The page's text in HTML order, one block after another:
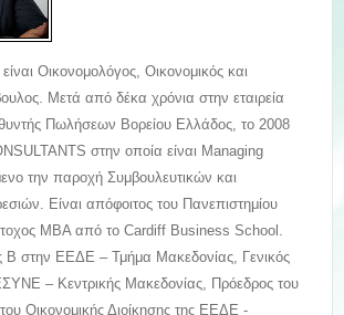
Οικονομολόγος, Οικονομικός και
Μετά από δέκα χρόνια στην εταιρεία
Πωλήσεων Βορείου Ελλάδος, το 2008
στην οποία είναι Managing
την παροχή Συμβουλευτικών και
Είναι απόφοιτος του Πανεπιστημίου
MBA από το Cardiff Business School.
Β στην ΕΕΔΕ – Τμήμα Μακεδονίας, Γενικός
– Κεντρικής Μακεδονίας, Πρόεδρος του
Οικονομικής Διοίκησης της ΕΕΔΕ -